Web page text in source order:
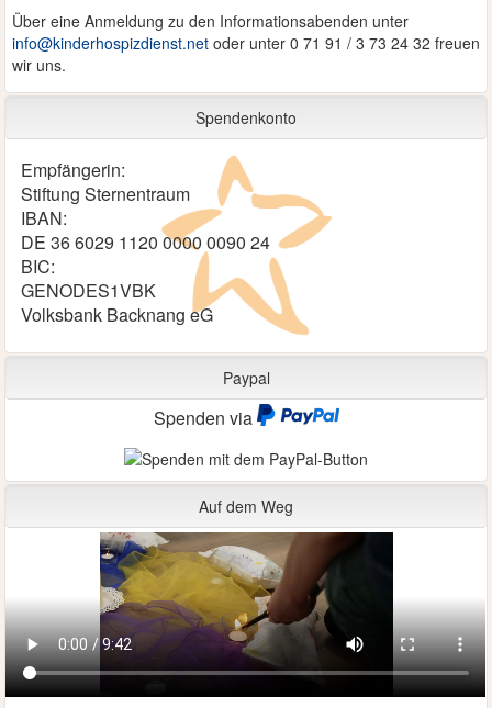
Über eine Anmeldung zu den Informationsabenden unter
info@kinderhospizdienst.netoder unter 0 71 91 / 3 73 24 32 freuen
wir uns.
Spendenkonto
Empfängerin:
Stiftung Sternentraum
IBAN:
DE 36 6029 1120 0000 0090 24
BIC:
GENODES1VBK
Volksbank Backnang eG
Paypal
Spenden via
Auf dem Weg